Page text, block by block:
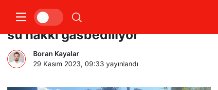
Şahbaz: Kocaeli halkının temiz
su hakkı gasbediliyor
Boran Kayalar
29 Kasım 2023, 09:33 yayınlandı